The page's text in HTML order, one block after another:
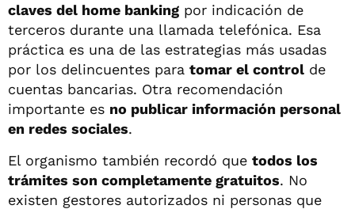
claves del home banking por indicación de
terceros durante una llamada telefónica. Esa
práctica es una de las estrategias más usadas
por los delincuentes para tomar el control de
cuentas bancarias. Otra recomendación
importante es no publicar información personal
en redes sociales.
El organismo también recordó que todos los
trámites son completamente gratuitos. No
existen gestores autorizados ni personas que